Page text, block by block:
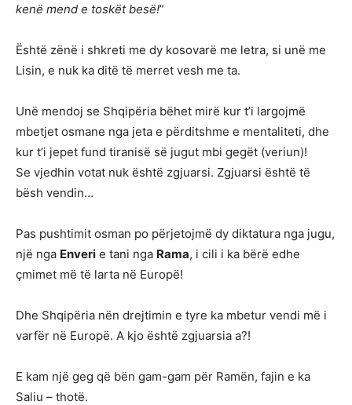
kenë mend e toskët besë!”
Është zënë i shkreti me dy kosovarë me letra, si unë me
Lisin, e nuk ka ditë të merret vesh me ta.
Unë mendoj se Shqipëria bëhet mirë kur t’i largojmë
mbetjet osmane nga jeta e përditshme e mentaliteti, dhe
kur t’i jepet fund tiranisë së jugut mbi gegët (veriun)!
Se vjedhin votat nuk është zgjuarsi. Zgjuarsi është të
bësh vendin…
Pas pushtimit osman po përjetojmë dy diktatura nga jugu,
një nga Enveri e tani nga Rama, i cili i ka bërë edhe
çmimet më të larta në Europë!
Dhe Shqipëria nën drejtimin e tyre ka mbetur vendi më i
varfër në Europë. A kjo është zgjuarsia a?!
E kam një geg që bën gam-gam për Ramën, fajin e ka
Saliu – thotë.